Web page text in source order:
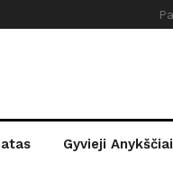
Gyvieji Anykščiai